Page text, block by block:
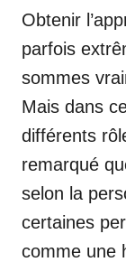
Obtenir
parfois
sommes
Mais dans
différents
remarqué
selon la
certaines
comme une